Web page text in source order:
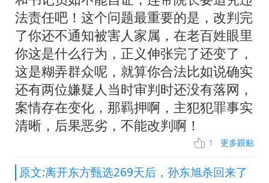
法责任吧！这个问题最重要的是，改判完
了你还不通知被害人家属，在老百姓眼里
你这是什么行为，正义伸张完了还变了，
这是糊弄群众呢，就算你合法比如说确实
还有两位嫌疑人当时审判时还没有落网，
案情存在变化，那羁押啊，主犯犯罪事实
清晰，后果恶劣，不能改判啊！
1 更多跟贴
原文:离开东方甄选269天后，孙东旭杀回来了